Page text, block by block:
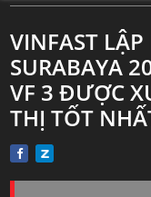
VINFAST
SURABAYA
VF 3 ĐƯỢC
THỊ TỐT